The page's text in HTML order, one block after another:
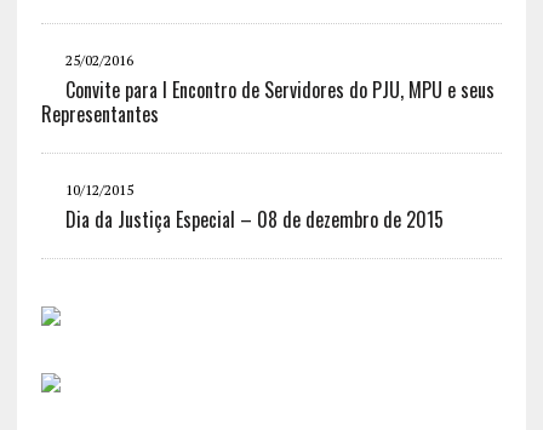
25/02/2016
Convite para I Encontro de Servidores do PJU, MPU e seus
Representantes
10/12/2015
Dia da Justiça Especial – 08 de dezembro de 2015